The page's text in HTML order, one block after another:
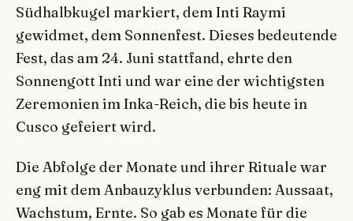
Südhalbkugel markiert, dem Inti Raymi
gewidmet, dem Sonnenfest. Dieses bedeutende
Fest, das am 24. Juni stattfand, ehrte den
Sonnengott Inti und war eine der wichtigsten
Zeremonien im Inka-Reich, die bis heute in
Cusco gefeiert wird.
Die Abfolge der Monate und ihrer Rituale war
eng mit dem Anbauzyklus verbunden: Aussaat,
Wachstum, Ernte. So gab es Monate für die